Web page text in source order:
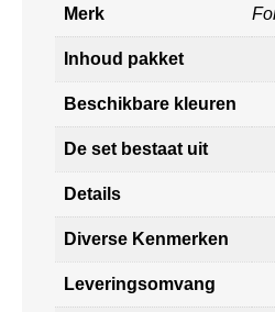
Merk
Inhoud pakket
Beschikbare kleuren
De set bestaat uit
Details
Diverse Kenmerken
Leveringsomvang